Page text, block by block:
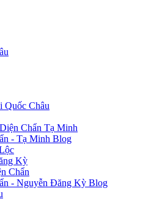
Quốc Châu
Chẩn Tạ Minh
- Tạ Minh Blog
Kỳ
Chẩn
- Nguyễn Đăng Kỳ Blog